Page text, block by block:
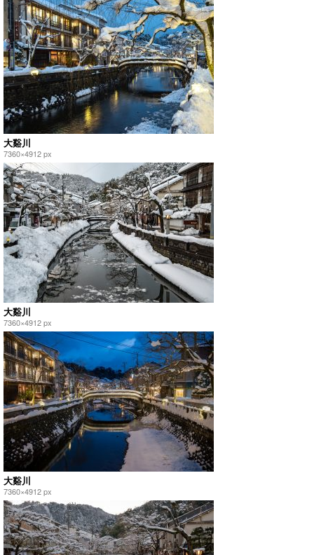
大谿川
7360×4912 px
大谿川
7360×4912 px
大谿川
7360×4912 px